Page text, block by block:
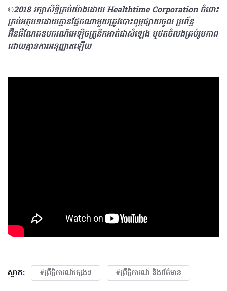
©2018រក្សាសិទ្ធិគ្រប់យ៉ាង​ដោយ Healthtime Corporation ចំពោះ
គ្រប់អត្ថបទដោយគ្មានផ្នែកណាមួយត្រូវបោះពុម្ពផ្សាយចូល ប្រព័ន្ធ
អ៊ីនធឺណែតឧបករណ៍អេឡិចត្រូនិកអាត់ជាសំឡេង ឬថតចំលងគ្រប់រូបភាព
ដោយគ្មានការអនុញ្ញាតឡើយ
ស្លាក: #ព្រឹត្តិការណ៍ផ្សេងៗ #ព្រឹត្តិការណ៍ និងព័ត៌មាន